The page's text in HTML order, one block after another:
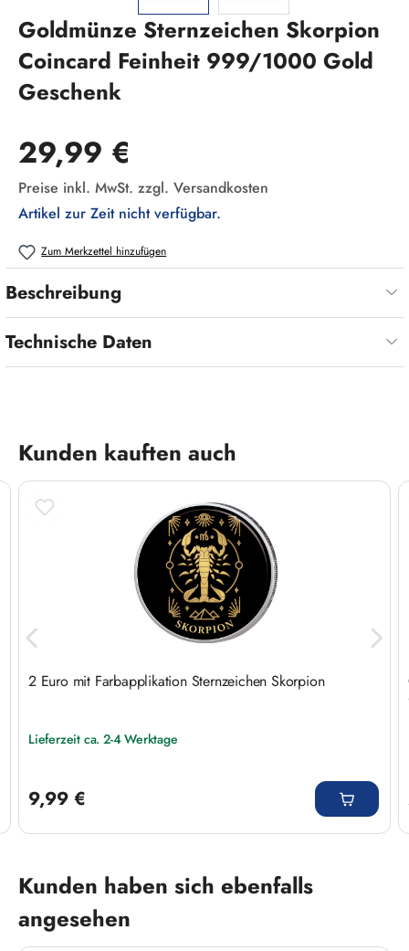
Goldmünze Sternzeichen Skorpion
Coincard Feinheit 999/1000 Gold
Geschenk
Regulärer Preis:
29,99 €
Preise inkl. MwSt. zzgl. Versandkosten
Artikel zur Zeit nicht verfügbar.
Zum Merkzettel hinzufügen
Beschreibung
Technische Daten
Produktgalerie überspringen
Kunden kauften auch
2 Euro mit Farbapplikation Sternzeichen Skorpion
Lieferzeit ca. 2-4 Werktage
9,99 €
Produktgalerie überspringen
Kunden haben sich ebenfalls
angesehen